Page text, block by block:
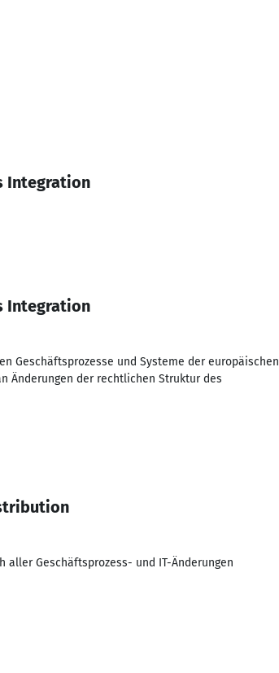
Integration
Integration
Geschäftsprozesse und Systeme der europäischen
Änderungen der rechtlichen Struktur des
Geschäftsprozess- und IT-Änderungen